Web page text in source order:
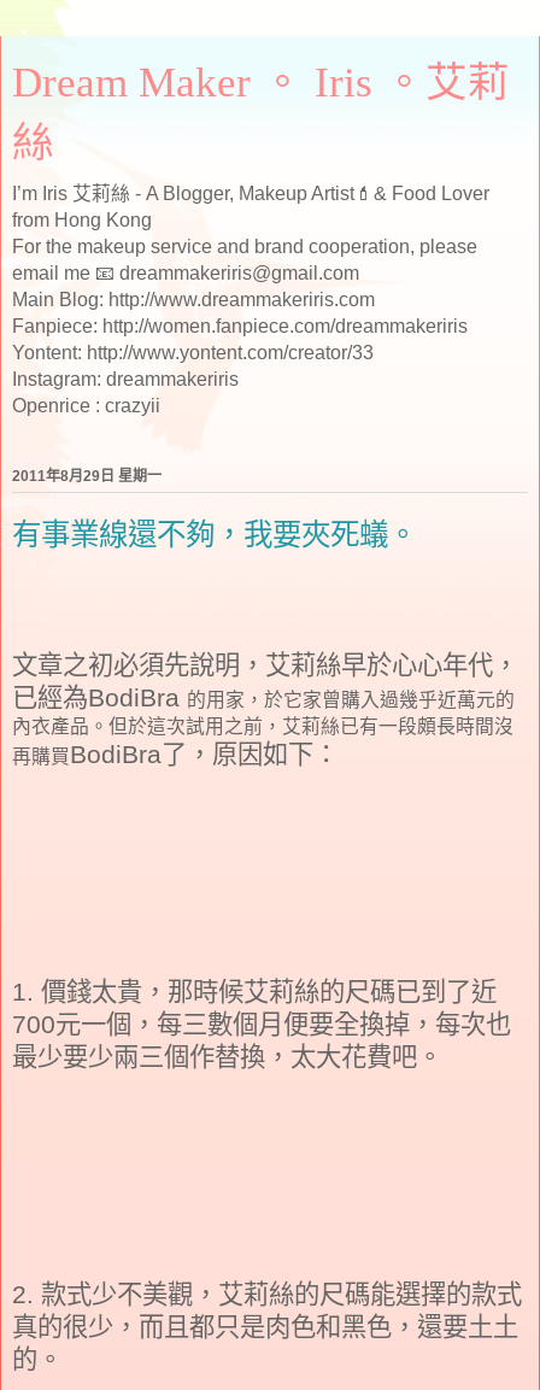
Dream Maker 。 Iris 。艾莉
絲
I’m Iris 艾莉絲 - A Blogger, Makeup Artist💄& Food Lover
from Hong Kong
For the makeup service and brand cooperation, please
email me 📧 dreammakeriris@gmail.com
Main Blog: http://www.dreammakeriris.com
Fanpiece: http://women.fanpiece.com/dreammakeriris
Yontent: http://www.yontent.com/creator/33
Instagram: dreammakeriris
Openrice : crazyii
2011年8月29日 星期一
有事業線還不夠，我要夾死蟻。
文章之初必須先說明，艾莉絲早於心心年代，
已經為BodiBra 的用家，於它家曾購入過幾乎近萬元的
內衣產品。但於這次試用之前，艾莉絲已有一段頗長時間沒
再購買BodiBra了，原因如下：
1. 價錢太貴，那時候艾莉絲的尺碼已到了近
700元一個，每三數個月便要全換掉，每次也
最少要少兩三個作替換，太大花費吧。
2. 款式少不美觀，艾莉絲的尺碼能選擇的款式
真的很少，而且都只是肉色和黑色，還要土土
的。